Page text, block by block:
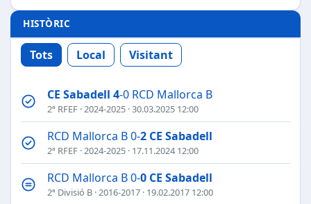
HISTÒRIC
Tots Local Visitant
CE Sabadell 4-0 RCD Mallorca B
2ª RFEF ·2024-2025 · 30.03.2025 12:00
RCD Mallorca B 0-2 CE Sabadell
2ª RFEF ·2024-2025 · 17.11.2024 12:00
RCD Mallorca B 0-0 CE Sabadell
2ª Divisió B ·2016-2017 · 19.02.2017 12:00